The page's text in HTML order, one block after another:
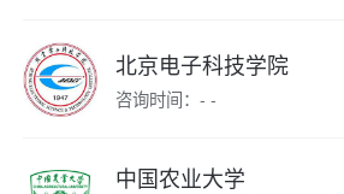
北京电子科技学院
咨询时间：- -
中国农业大学